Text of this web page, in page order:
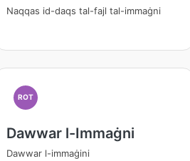
Naqqas id-daqs tal-fajl tal-immaġni
ROT
Dawwar l-Immaġni
Dawwar l-immaġini